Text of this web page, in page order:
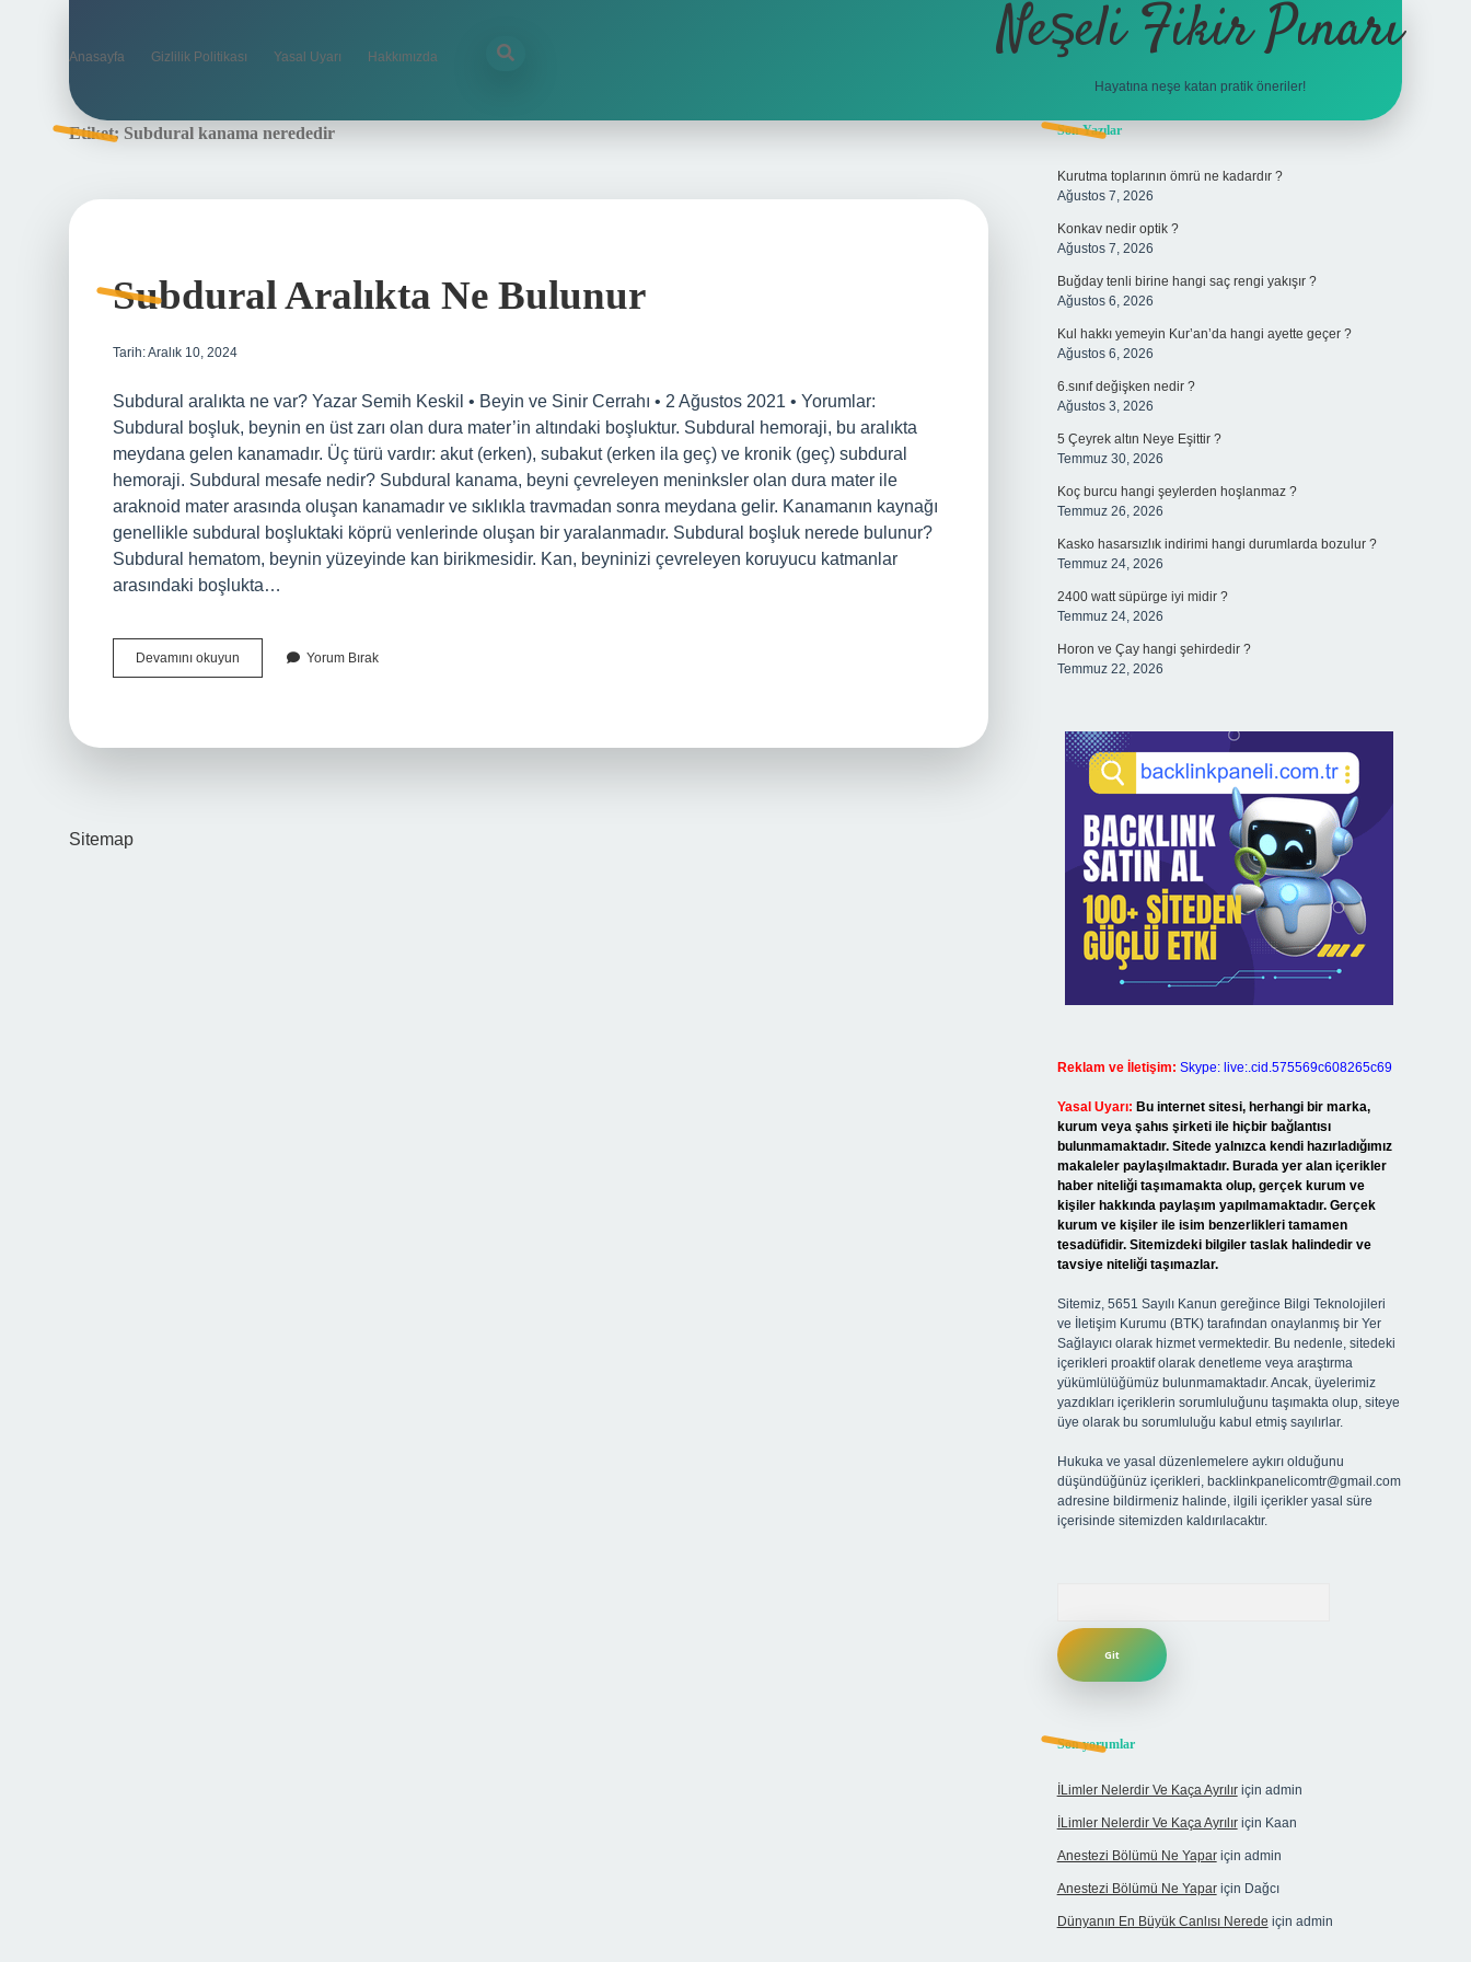
Anasayfa Gizlilik Politikası Yasal Uyarı Hakkımızda Neşeli Fikir Pınarı
Hayatına neşe katan pratik öneriler!
Etiket: Subdural kanama nerededir
Subdural Aralıkta Ne Bulunur
Tarih: Aralık 10, 2024
Subdural aralıkta ne var? Yazar Semih Keskil • Beyin ve Sinir Cerrahı • 2 Ağustos 2021 • Yorumlar:
Subdural boşluk, beynin en üst zarı olan dura mater’in altındaki boşluktur. Subdural hemoraji, bu aralıkta
meydana gelen kanamadır. Üç türü vardır: akut (erken), subakut (erken ila geç) ve kronik (geç) subdural
hemoraji. Subdural mesafe nedir? Subdural kanama, beyni çevreleyen meninksler olan dura mater ile
araknoid mater arasında oluşan kanamadır ve sıklıkla travmadan sonra meydana gelir. Kanamanın kaynağı
genellikle subdural boşluktaki köprü venlerinde oluşan bir yaralanmadır. Subdural boşluk nerede bulunur?
Subdural hematom, beynin yüzeyinde kan birikmesidir. Kan, beyninizi çevreleyen koruyucu katmanlar
arasındaki boşlukta…
Devamını okuyun Subdural
Aralıkta
Yorum Bırak
Sitemap
Sidebar
Son Yazılar
Kurutma toplarının ömrü ne kadardır ?
Ağustos 7, 2026
Konkav nedir optik ?
Ağustos 7, 2026
Buğday tenli birine hangi saç rengi yakışır ?
Ağustos 6, 2026
Kul hakkı yemeyin Kur’an’da hangi ayette geçer ?
Ağustos 6, 2026
6.sınıf değişken nedir ?
Ağustos 3, 2026
5 Çeyrek altın Neye Eşittir ?
Temmuz 30, 2026
Koç burcu hangi şeylerden hoşlanmaz ?
Temmuz 26, 2026
Kasko hasarsızlık indirimi hangi durumlarda bozulur ?
Temmuz 24, 2026
2400 watt süpürge iyi midir ?
Temmuz 24, 2026
Horon ve Çay hangi şehirdedir ?
Temmuz 22, 2026
Reklam ve İletişim: Skype: live:.cid.575569c608265c69
Yasal Uyarı: Bu internet sitesi, herhangi bir marka,
kurum veya şahıs şirketi ile hiçbir bağlantısı
bulunmamaktadır. Sitede yalnızca kendi hazırladığımız
makaleler paylaşılmaktadır. Burada yer alan içerikler
haber niteliği taşımamakta olup, gerçek kurum ve
kişiler hakkında paylaşım yapılmamaktadır. Gerçek
kurum ve kişiler ile isim benzerlikleri tamamen
tesadüfidir. Sitemizdeki bilgiler taslak halindedir ve
tavsiye niteliği taşımazlar.
Sitemiz, 5651 Sayılı Kanun gereğince Bilgi Teknolojileri
ve İletişim Kurumu (BTK) tarafından onaylanmış bir Yer
Sağlayıcı olarak hizmet vermektedir. Bu nedenle, sitedeki
içerikleri proaktif olarak denetleme veya araştırma
yükümlülüğümüz bulunmamaktadır. Ancak, üyelerimiz
yazdıkları içeriklerin sorumluluğunu taşımakta olup, siteye
üye olarak bu sorumluluğu kabul etmiş sayılırlar.
Hukuka ve yasal düzenlemelere aykırı olduğunu
düşündüğünüz içerikleri, backlinkpanelicomtr@gmail.com
adresine bildirmeniz halinde, ilgili içerikler yasal süre
içerisinde sitemizden kaldırılacaktır.
Son yorumlar
İLimler Nelerdir Ve Kaça Ayrılıriçin admin
İLimler Nelerdir Ve Kaça Ayrılıriçin Kaan
Anestezi Bölümü Ne Yapariçin admin
Anestezi Bölümü Ne Yapariçin Dağcı
Dünyanın En Büyük Canlısı Nerede için admin